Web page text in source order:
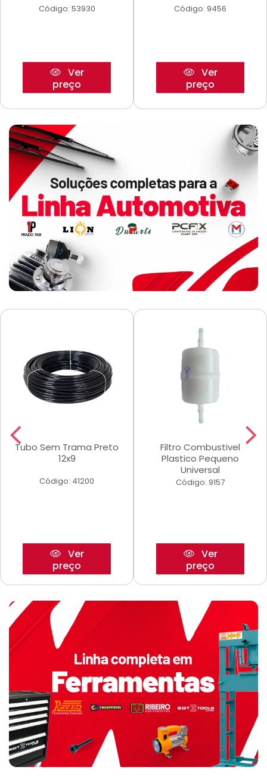
Código: 53930
Ver
preço
Código: 9456
Ver
preço
Tubo Sem Trama Preto
12x9
Código: 41200
Ver
preço
Filtro Combustivel
Plastico Pequeno
Universal
Código: 9157
Ver
preço